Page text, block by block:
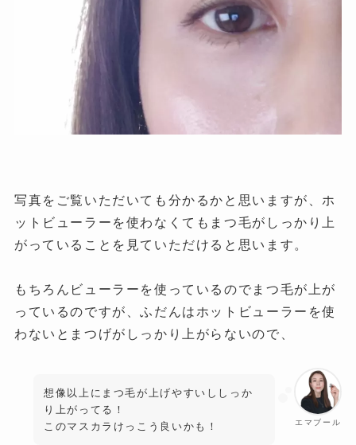
写真をご覧いただいても分かるかと思いますが、ホ
ットビューラーを使わなくてもまつ毛がしっかり上
がっていることを見ていただけると思います。
もちろんビューラーを使っているのでまつ毛が上が
っているのですが、ふだんはホットビューラーを使
わないとまつげがしっかり上がらないので、
エマブール
想像以上にまつ毛が上げやすいししっか
り上がってる！
このマスカラけっこう良いかも！